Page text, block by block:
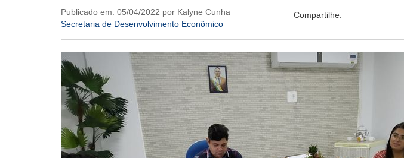
Publicado em: 05/04/2022 por Kalyne Cunha
Secretaria de Desenvolvimento Econômico
Compartilhe: